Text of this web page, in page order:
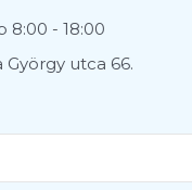
8:00 - 18:00
utca 66.